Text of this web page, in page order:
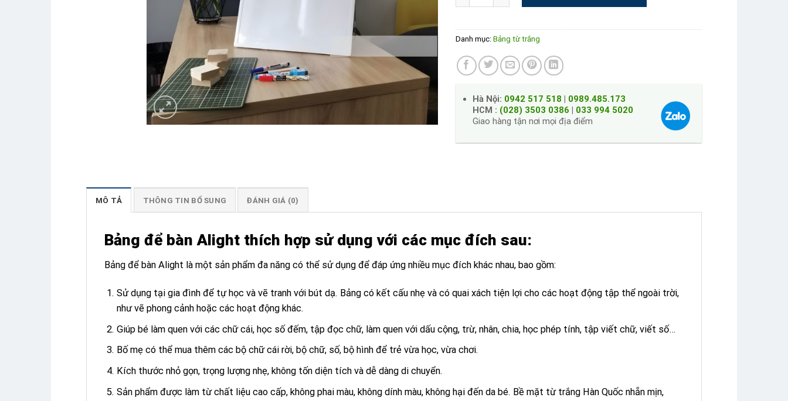
Danh mục: Bảng từ trắng
Hà Nội: 0942 517 518 | 0989.485.173
HCM : (028) 3503 0386 | 033 994 5020
Giao hàng tận nơi mọi địa điểm
MÔ TẢ THÔNG TIN BỔ SUNG ĐÁNH GIÁ (0)
Bảng để bàn Alight thích hợp sử dụng với các mục đích sau:
Bảng để bàn Alight là một sản phẩm đa năng có thể sử dụng để đáp ứng nhiều mục đích khác nhau, bao gồm:
Sử dụng tại gia đình để tự học và vẽ tranh với bút dạ. Bảng có kết cấu nhẹ và có quai xách tiện lợi cho các hoạt động tập thể ngoài trời,
như vẽ phong cảnh hoặc các hoạt động khác.
Giúp bé làm quen với các chữ cái, học số đếm, tập đọc chữ, làm quen với dấu cộng, trừ, nhân, chia, học phép tính, tập viết chữ, viết số…
Bố mẹ có thể mua thêm các bộ chữ cái rời, bộ chữ, số, bộ hình để trẻ vừa học, vừa chơi.
Kích thước nhỏ gọn, trọng lượng nhẹ, không tốn diện tích và dễ dàng di chuyển.
Sản phẩm được làm từ chất liệu cao cấp, không phai màu, không dính màu, không hại đến da bé. Bề mặt từ trắng Hàn Quốc nhẵn mịn,